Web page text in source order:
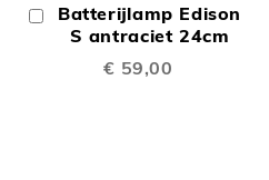
Batterijlamp Edison
S antraciet 24cm
€ 59,00
In
Winkelwagen